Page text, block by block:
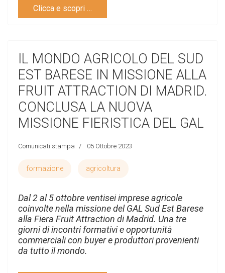
Clicca e scopri …
IL MONDO AGRICOLO DEL SUD
EST BARESE IN MISSIONE ALLA
FRUIT ATTRACTION DI MADRID.
CONCLUSA LA NUOVA
MISSIONE FIERISTICA DEL GAL
Comunicati stampa 05 Ottobre 2023
formazione agricoltura
Dal 2 al 5 ottobre ventisei imprese agricole
coinvolte nella missione del GAL Sud Est Barese
alla Fiera Fruit Attraction di Madrid. Una tre
giorni di incontri formativi e opportunità
commerciali con buyer e produttori provenienti
da tutto il mondo.